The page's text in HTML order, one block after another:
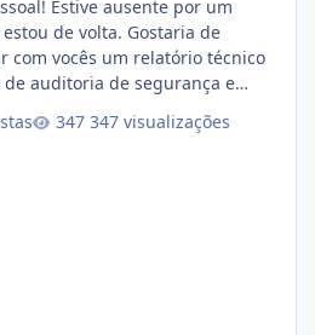
Estive ausente por um
de volta. Gostaria de
com vocês um relatório técnico
auditoria de segurança e
circulação e comercialização
347 visualizações